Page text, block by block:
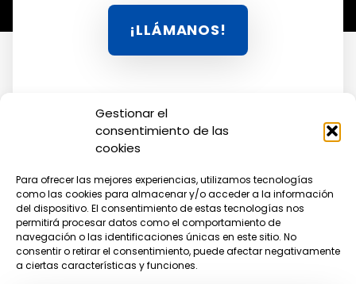
Gestionar el
consentimiento de las
cookies
Para ofrecer las mejores experiencias, utilizamos tecnologías
como las cookies para almacenar y/o acceder a la información
del dispositivo. El consentimiento de estas tecnologías nos
permitirá procesar datos como el comportamiento de
navegación o las identificaciones únicas en este sitio. No
consentir o retirar el consentimiento, puede afectar negativamente
a ciertas características y funciones.
¡LLÁMANOS!
Facebook YouTube WhatsApp
Aviso legal Accesibilidad
Privacidad
Cookies